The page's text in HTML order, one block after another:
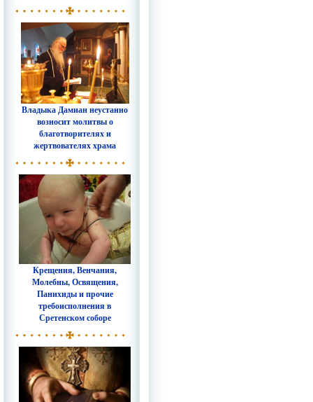
Владыка Дамиан неустанно
возносит молитвы о
благотворителях и
жертвователях храма
Крещения, Венчания,
Молебны, Освящения,
Панихиды и прочие
требоисполнения в
Сретенском соборе